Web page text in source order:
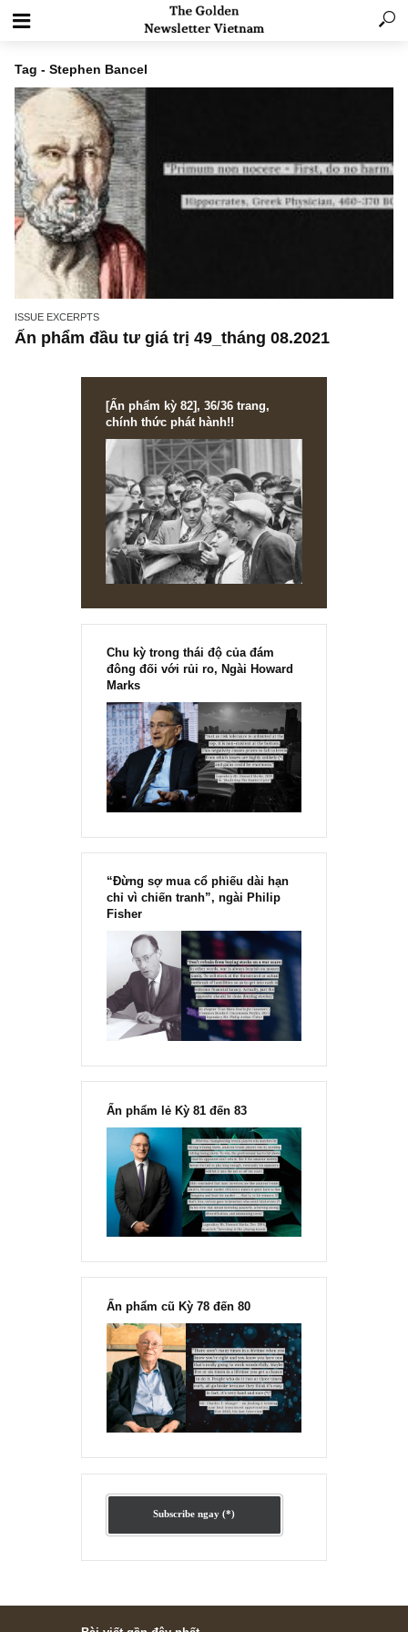
Tag - Stephen Bancel
Ấn phẩm đầu tư giá trị 49_tháng 08.2021
[Ấn phẩm kỳ 82], 36/36 trang,
chính thức phát hành!!
Chu kỳ trong thái độ của đám
đông đối với rủi ro, Ngài Howard
Marks
“Đừng sợ mua cổ phiếu dài hạn
chỉ vì chiến tranh”, ngài Philip
Fisher
Ấn phẩm lẻ Kỳ 81 đến 83